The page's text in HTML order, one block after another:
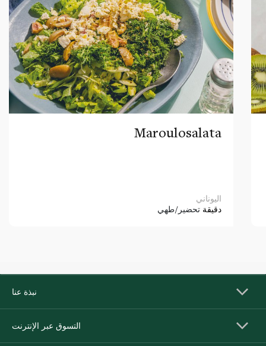
Maroulosalata
اليوناني
دقيقة تحضير/طهي
نبذة عنا
التسوق عبر الإنترنت